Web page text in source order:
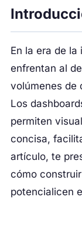
En la era de
enfrentan al
volúmenes de
Los
permiten
concisa,
artículo, te
cómo
potencialicen